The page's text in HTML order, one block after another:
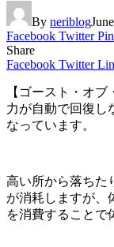
By neriblog
Facebook Twitter
Share
Facebook Twitter
【ゴースト・オ
力が自動で回復し
なっています。
高い所から落ちた
が消耗しますが、
を消費することで